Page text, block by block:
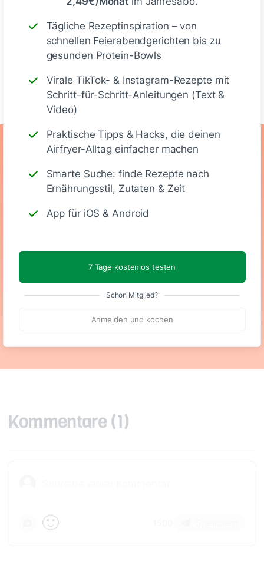
Tägliche Rezeptinspiration – von
schnellen Feierabendgerichten bis zu
gesunden Protein-Bowls
Virale TikTok- & Instagram-Rezepte mit
Schritt-für-Schritt-Anleitungen (Text &
Video)
Praktische Tipps & Hacks, die deinen
Airfryer-Alltag einfacher machen
Smarte Suche: finde Rezepte nach
Ernährungsstil, Zutaten & Zeit
App für iOS & Android
7 Tage kostenlos testen
Schon Mitglied?
Anmelden und kochen
Deine Notizen
Schreiben
Ernährungswerte
(Stück)
221
Kalorien
7 g
Eiweiß KH Fett
Kommentare (1)
🙂